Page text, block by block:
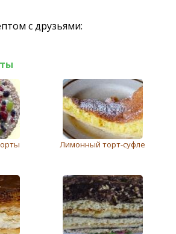
с друзьями:
Лимонный торт-суфле